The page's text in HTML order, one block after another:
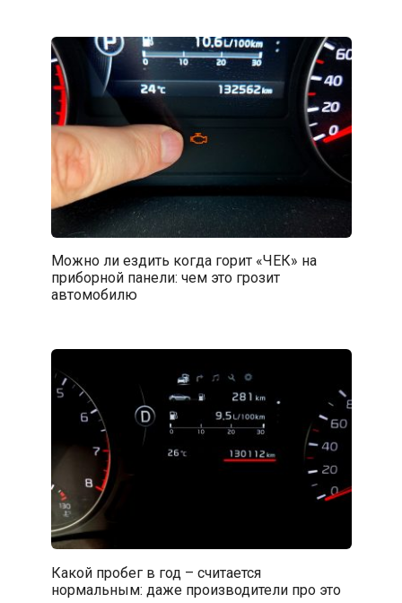
Можно ли ездить когда горит «ЧЕК» на
приборной панели: чем это грозит
автомобилю
Какой пробег в год – считается
нормальным: даже производители про это